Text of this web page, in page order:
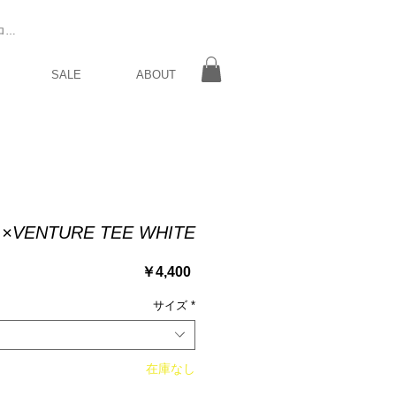
SALE ABOUT
グイン
TEE WHITE
￥4,400価
サイズ *
在庫なし